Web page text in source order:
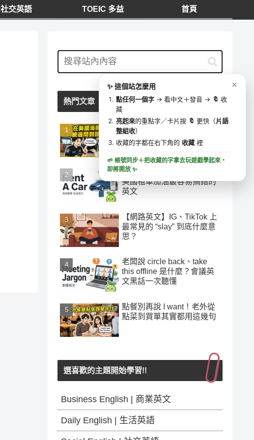
社交英語 TOEIC 多益 首頁
熱門文章
在美國海關被追問到語塞？
5 個移民官必問句型，這樣
答就過關
「加油」千萬別說 add oil！
美國租車加油最容易搞錯的
英文
【網路英文】IG、TikTok 上
最常見的 “slay” 到底什麼意
思？
老闆說 circle back、take
this offline 是什麼？會議英
文黑話一次聽懂
點餐別再說 I want！老外從
點菜到買單其實都用這幾句
選喜歡的主題開始學習!!
Business English | 商業英文
Daily English | 生活英語
我的收藏 0 字 ⋯
🔍
✨ 這個站怎麼用
點任何一個字 → 看中文＋發音 → 🔖 收
藏
亮起來的重點字／卡片按 🔖 更快（片語
整組收）
收藏的字都在右下角的 收藏 裡
🌱 帳號同步＋把收藏的字拿去玩遊戲學起來・
即將開放 ✨
✕